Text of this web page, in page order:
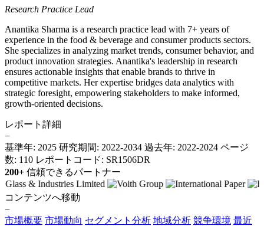
Research Practice Lead
Anantika Sharma is a research practice lead with 7+ years of
experience in the food & beverage and consumer products sectors.
She specializes in analyzing market trends, consumer behavior, and
product innovation strategies. Anantika's leadership in research
ensures actionable insights that enable brands to thrive in
competitive markets. Her expertise bridges data analytics with
strategic foresight, empowering stakeholders to make informed,
growth-oriented decisions.
レポート詳細
−
基準年: 2025 研究期間: 2022-2034 過去年: 2022-2024 ページ
数: 110 レポートコード: SR1506DR
200+ 信頼できるパートナー
コンテンツへ移動
−
市場概要 市場動向 セグメント分析 地域分析 競争環境 最近